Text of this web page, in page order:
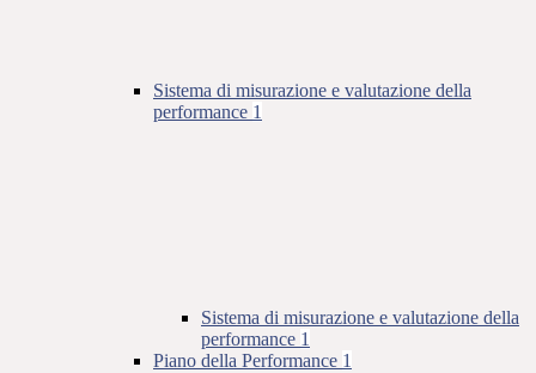
Sistema di misurazione e valutazione della
performance 1
Sistema di misurazione e valutazione della
performance 1
Piano della Performance 1